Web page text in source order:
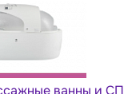
ванны и